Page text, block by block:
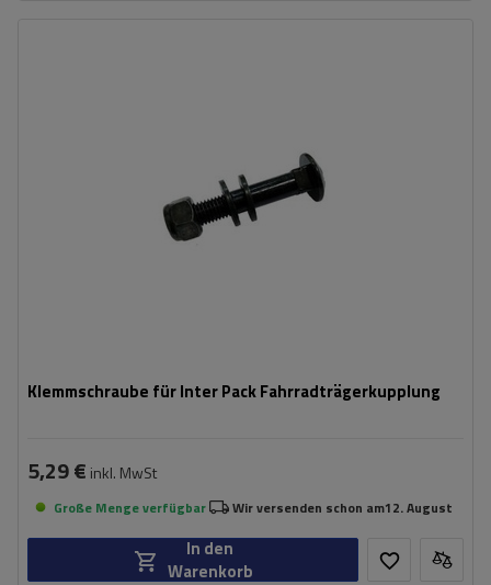
Klemmschraube für Inter Pack Fahrradträgerkupplung
5,29 € inkl. MwSt
Große Menge verfügbar Wir versenden schon am12. August
In den
Warenkorb